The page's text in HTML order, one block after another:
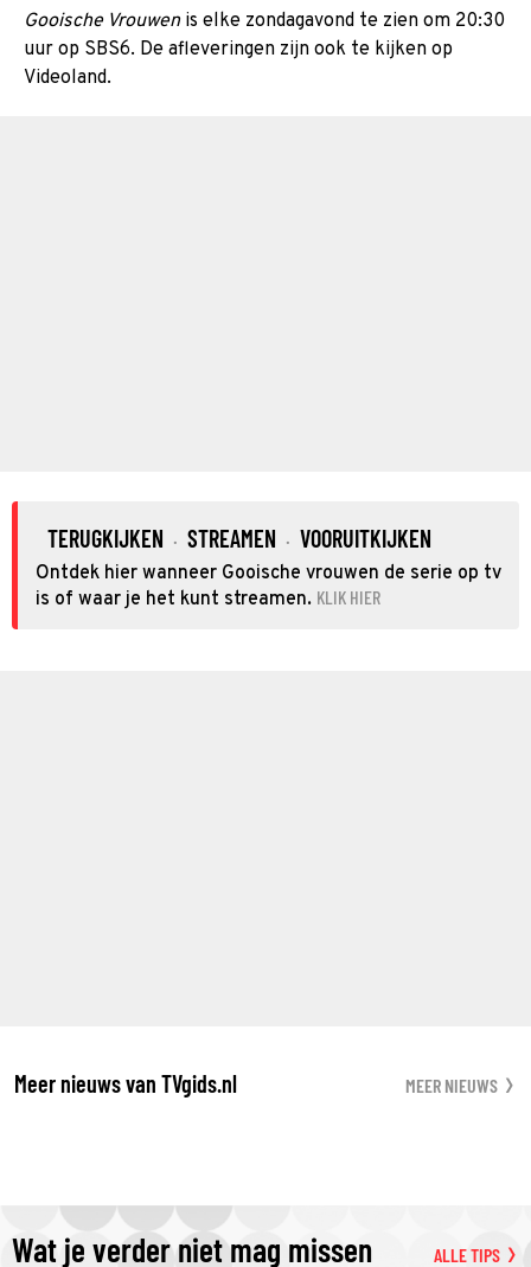
Gooische Vrouwenis elke zondagavond te zien om 20:30
uur op SBS6. De afleveringen zijn ook te kijken op
Videoland.
TERUGKIJKEN · STREAMEN · VOORUITKIJKEN
Ontdek hier wanneer Gooische vrouwen de serie op tv
is of waar je het kunt streamen. KLIK HIER
Meer nieuws van TVgids.nl MEER NIEUWS
Wat je verder niet mag missen ALLE TIPS